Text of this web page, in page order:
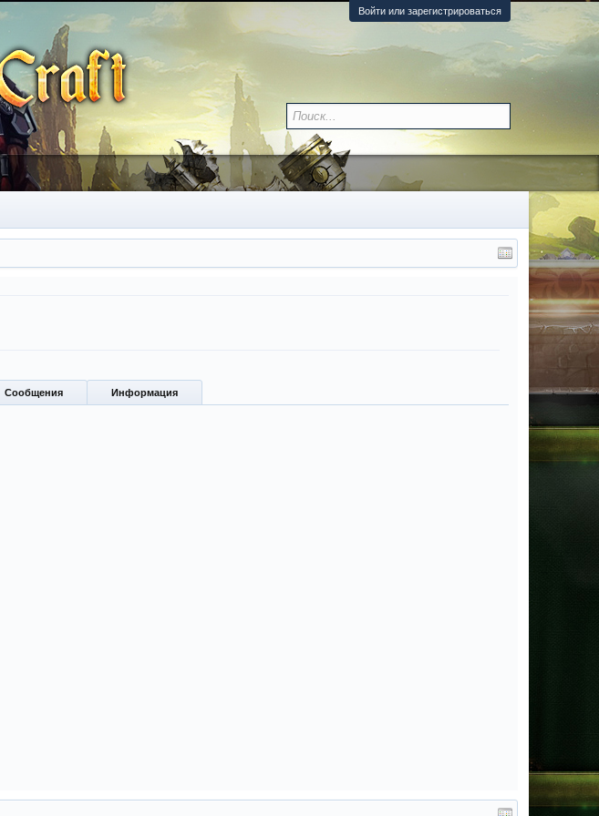
Войти или зарегистрироваться
Сообщения Информация